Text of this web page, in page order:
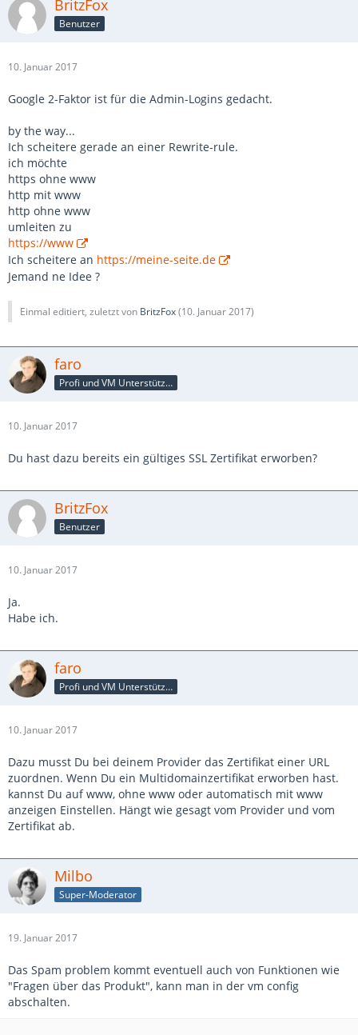
BritzFox
Benutzer
10. Januar 2017
Google 2-Faktor ist für die Admin-Logins gedacht.
by the way...
Ich scheitere gerade an einer Rewrite-rule.
ich möchte
https ohne www
http mit www
http ohne www
umleiten zu
https://www
Ich scheitere an https://meine-seite.de
Jemand ne Idee ?
Einmal editiert, zuletzt von BritzFox(10. Januar 2017)
faro
Profi und VM Unterstützer
10. Januar 2017
Du hast dazu bereits ein gültiges SSL Zertifikat erworben?
BritzFox
Benutzer
10. Januar 2017
Ja.
Habe ich.
faro
Profi und VM Unterstützer
10. Januar 2017
Dazu musst Du bei deinem Provider das Zertifikat einer URL
zuordnen. Wenn Du ein Multidomainzertifikat erworben hast.
kannst Du auf www, ohne www oder automatisch mit www
anzeigen Einstellen. Hängt wie gesagt vom Provider und vom
Zertifikat ab.
Milbo
Super-Moderator
19. Januar 2017
Das Spam problem kommt eventuell auch von Funktionen wie
"Fragen über das Produkt", kann man in der vm config
abschalten.